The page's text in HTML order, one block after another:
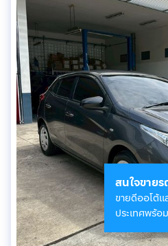
สนใจขายร
ขายดีออโต้แ
ประเทศพร้